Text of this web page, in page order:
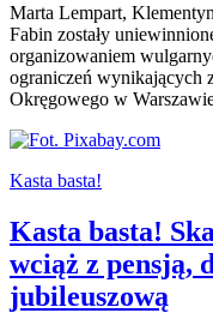
Marta Lempart,
Fabin zostały
organizowaniem
ograniczeń wynikających
Okręgowego w
Kasta basta!
Kasta basta!
wciąż z pensją,
jubileuszową